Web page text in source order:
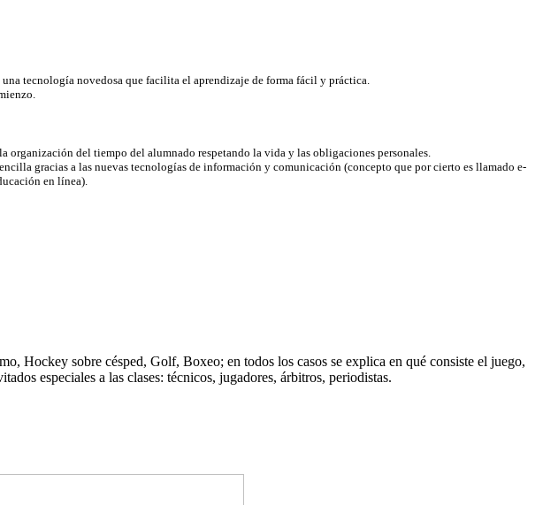
tecnología novedosa que facilita el aprendizaje de forma fácil y práctica.
del tiempo del alumnado respetando la vida y las obligaciones personales.
gracias a las nuevas tecnologías de información y comunicación (concepto que por cierto es llamado e-
en línea).
Hockey sobre césped, Golf, Boxeo; en todos los casos se explica en qué consiste el juego,
especiales a las clases: técnicos, jugadores, árbitros, periodistas.